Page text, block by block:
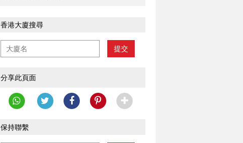
香港大廈搜尋
提交
分享此頁面
保持聯繫